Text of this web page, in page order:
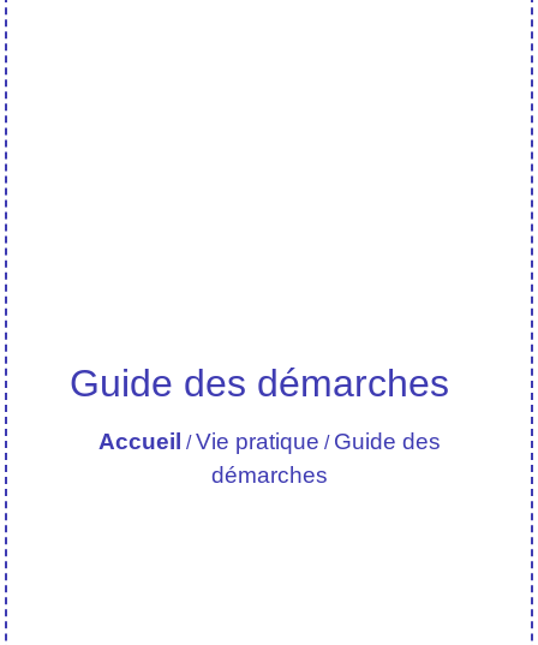
Guide des démarches
Accueil /Vie pratique / Guide des
démarches